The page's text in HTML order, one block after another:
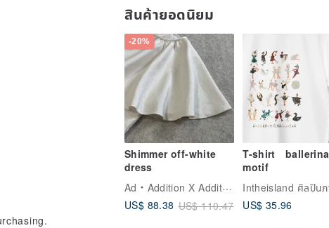
สินค้ายอดนิยม
-20%
Shimmer off-white
dress
Ad
Addition X Addition
US$ 88.38 US$ 110.47
T-shirt ballerina
motif
US$ 35.96